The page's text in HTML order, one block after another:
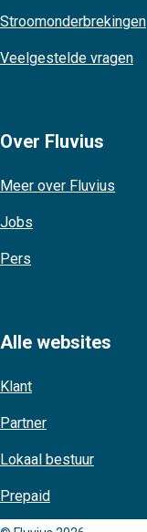
Stroomonderbrekingen
Veelgestelde vragen
Over Fluvius
Meer over Fluvius
Jobs
Pers
Alle websites
Klant
Partner
Lokaal bestuur
Prepaid